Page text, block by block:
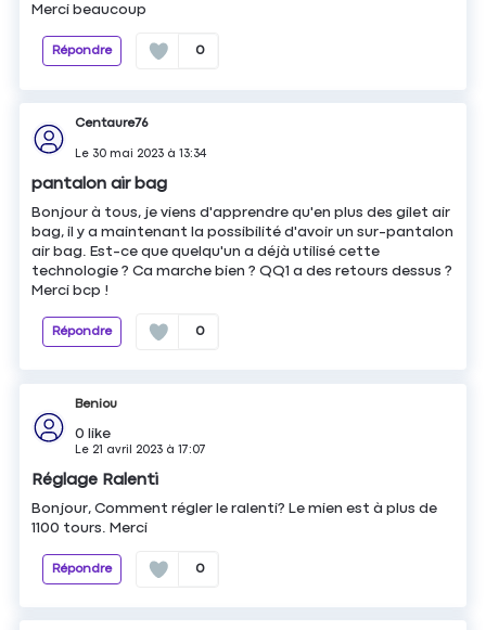
Merci beaucoup
Répondre 0
Centaure76
Le 30 mai 2023 à13:34
pantalon air bag
Bonjour à tous, je viens d'apprendre qu'en plus des gilet air
bag, il y a maintenant la possibilité d'avoir un sur-pantalon
air bag. Est-ce que quelqu'un a déjà utilisé cette
technologie ? Ca marche bien ? QQ1 a des retours dessus ?
Merci bcp !
Répondre 0
Beniou
0 like
Le 21 avril 2023 à17:07
Réglage Ralenti
Bonjour, Comment régler le ralenti? Le mien est à plus de
1100 tours. Merci
Répondre 0